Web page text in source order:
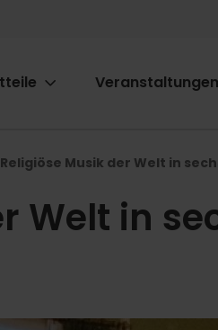
Veranstaltungen
Religiöse Musik der Welt in
Welt in